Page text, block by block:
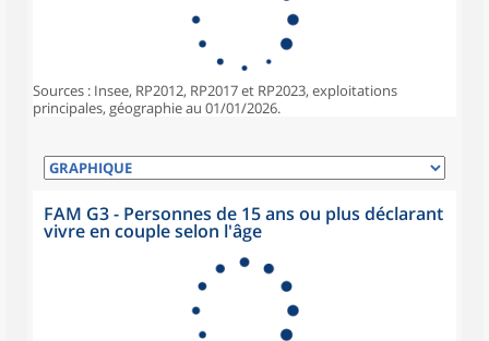
Sources : Insee, RP2012, RP2017 et RP2023, exploitations
principales, géographie au 01/01/2026.
FAM G3 - Personnes de 15 ans ou plus déclarant
vivre en couple selon l'âge